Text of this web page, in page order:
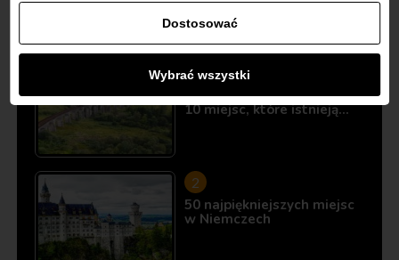
Najbardziej popularne
Śladami Harry’ego Pottera:
10 miejsc, które istnieją…
50 najpiękniejszych miejsc
w Niemczech
Dostosować
Wybrać wszystki